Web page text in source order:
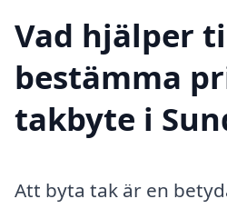
Vad hjälper
bestämma
takbyte i
Att byta tak är en